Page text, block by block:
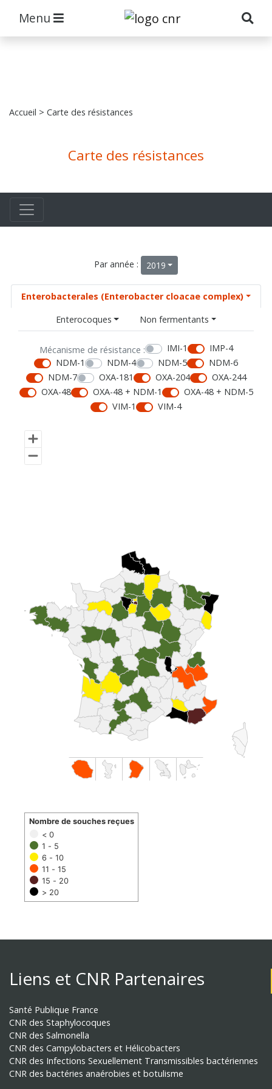
Menu
Accueil > Carte des résistances
Carte des résistances
Par année : 2019
Enterobacterales (Enterobacter cloacae complex)
Enterocoques
Non fermentants
Mécanisme de résistance : IMI-1
IMP-4
NDM-1
NDM-4 NDM-5
NDM-6
NDM-7
OXA-181 OXA-204
OXA-244
OXA-48
OXA-48 + NDM-1
OXA-48 + NDM-5
VIM-1
VIM-4
< 0
1 - 5
6 - 10
11 - 15
15 - 20
> 20
Nombre de souches reçues
Liens et CNR Partenaires
Santé Publique France
CNR des Staphylocoques
CNR des Salmonella
CNR des Campylobacters et Hélicobacters
CNR des Infections Sexuellement Transmissibles bactériennes
CNR des bactéries anaérobies et botulisme